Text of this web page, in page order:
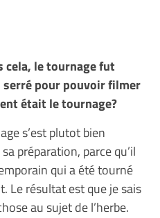
cela, le tournage fut
serré pour pouvoir filmer
était le tournage?
s’est plutot bien
préparation, parce qu’il
qui a été tourné
Le résultat est que je sais
au sujet de l’herbe.